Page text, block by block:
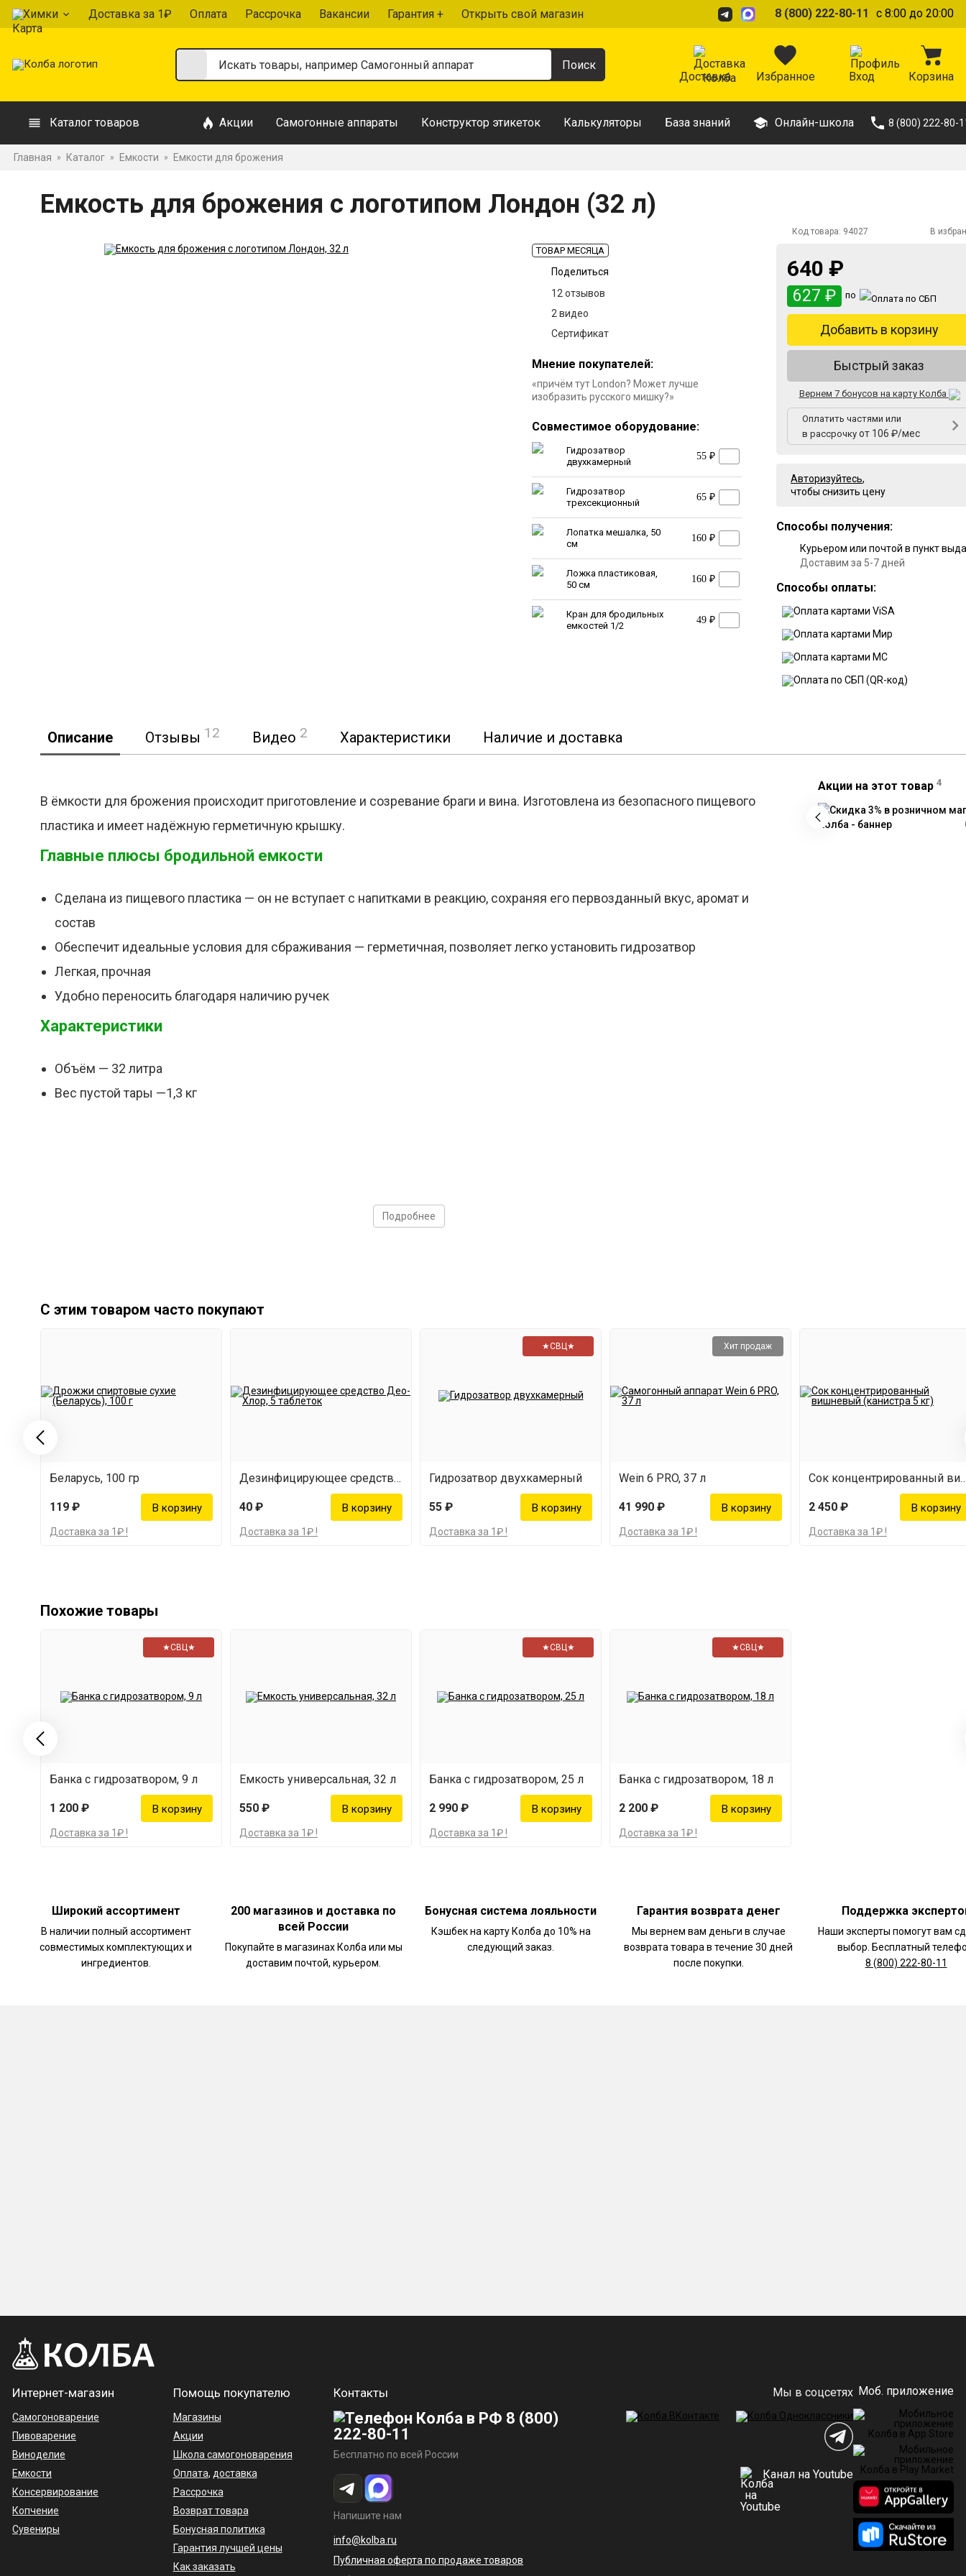
Химки Доставка за 1₽ Оплата Рассрочка Вакансии Гарантия + Открыть свой магазин 8 (800) 222-80-11 с 8:00 до 20:00
Доставка Избранное Вход Корзина
Каталог товаров Акции Самогонные аппараты Конструктор этикеток Калькуляторы База знаний Онлайн-школа 8 (800) 222-80-
Главная » Каталог » Емкости » Емкости для брожения
Емкость для брожения с логотипом Лондон (32 л)
ТОВАР МЕСЯЦА
Поделиться
12 отзывов
2 видео
Сертификат
Мнение покупателей:
«причём тут London? Может лучше
изобразить русского мишку?»
Совместимое оборудование:
Гидрозатвор
двухкамерный
55 ₽
Гидрозатвор
трехсекционный
65 ₽
Лопатка мешалка, 50
см
160 ₽
Ложка пластиковая,
50 см
160 ₽
Кран для бродильных
емкостей 1/2
49 ₽
Код товара: 94027 В
640 ₽
627 ₽ по
Добавить в корзину
Быстрый заказ
Вернем 7 бонусов на карту Колба
Оплатить частями или
в рассрочку от 106 ₽/мес
Авторизуйтесь,
чтобы снизить цену
Способы получения:
Курьером или почтой в пункт
Доставим за 5-7 дней
Способы оплаты:
Описание Отзывы 12 Видео 2 Характеристики Наличие и доставка
В ёмкости для брожения происходит приготовление и созревание браги и вина. Изготовлена из безопасного пищевого
пластика и имеет надёжную герметичную крышку.
Главные плюсы бродильной емкости
Сделана из пищевого пластика — он не вступает с напитками в реакцию, сохраняя его первозданный вкус, аромат и
состав
Обеспечит идеальные условия для сбраживания — герметичная, позволяет легко установить гидрозатвор
Легкая, прочная
Удобно переносить благодаря наличию ручек
Характеристики
Объём — 32 литра
Вес пустой тары —1,3 кг
Подробнее
Акции на этот товар 4
Реклама
С этим товаром часто покупают
Беларусь, 100 гр
119 ₽
Доставка за 1₽ !
Дезинфицирующее средство Део-Хлор, 5 таблеток
40 ₽
Доставка за 1₽ !
★СВЦ★
Гидрозатвор двухкамерный
55 ₽
Доставка за 1₽ !
Хит продаж
Wein 6 PRO, 37 л
41 990 ₽
Доставка за 1₽ !
Сок концентрированный
2 450 ₽
Доставка за 1₽ !
Похожие товары
★СВЦ★
Банка с гидрозатвором, 9 л
1 200 ₽
Доставка за 1₽ !
Емкость универсальная, 32 л
550 ₽
Доставка за 1₽ !
★СВЦ★
Банка с гидрозатвором, 25 л
2 990 ₽
Доставка за 1₽ !
★СВЦ★
Банка с гидрозатвором, 18 л
2 200 ₽
Доставка за 1₽ !
Широкий ассортимент
В наличии полный ассортимент
совместимых комплектующих и
ингредиентов.
200 магазинов и доставка по
всей России
Покупайте в магазинах Колба или мы
доставим почтой, курьером.
Бонусная система лояльности
Кэшбек на карту Колба до 10% на
следующий заказ.
Гарантия возврата денег
Мы вернем вам деньги в случае
возврата товара в течение 30 дней
после покупки.
Поддержка
Наши эксперты помогут вам
выбор. Бесплатный
8 (800) 222-80-11
Интернет-магазин
Самогоноварение
Пивоварение
Виноделие
Емкости
Консервирование
Копчение
Сувениры
Помощь покупателю
Магазины
Акции
Школа самогоноварения
Оплата, доставка
Рассрочка
Возврат товара
Бонусная политика
Гарантия лучшей цены
Как заказать
Контакты
8 (800)
222-80-11
Бесплатно по всей России
Напишите нам
info@kolba.ru
Публичная оферта по продаже товаров
Мы в соцсетях
Канал на Youtube
Моб. приложение